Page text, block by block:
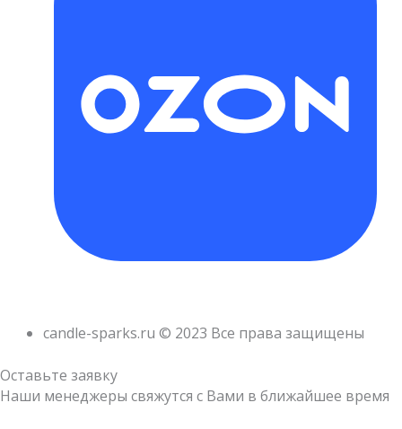
candle-sparks.ru © 2023 Все права защищены
Оставьте заявку
Наши менеджеры свяжутся с Вами в ближайшее время